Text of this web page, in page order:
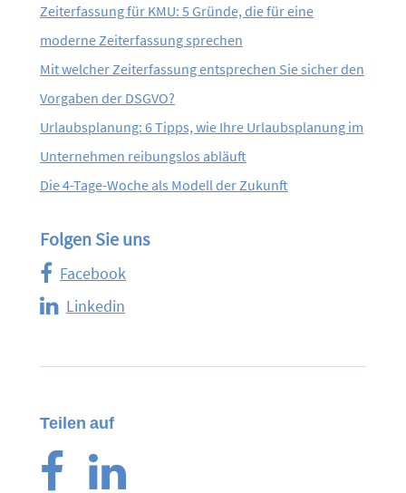
Zeiterfassung für KMU: 5 Gründe, die für eine
moderne Zeiterfassung sprechen
Mit welcher Zeiterfassung entsprechen Sie sicher den
Vorgaben der DSGVO?
Urlaubsplanung: 6 Tipps, wie Ihre Urlaubsplanung im
Unternehmen reibungslos abläuft
Die 4-Tage-Woche als Modell der Zukunft
Folgen Sie uns
Facebook
Linkedin
Teilen auf